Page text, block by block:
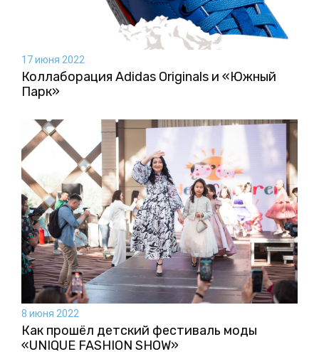
17 июня 2022
Коллаборация Аdidas Originals и «Южный
Парк»
8 июня 2022
Как прошёл детский фестиваль моды
«UNIQUE FASHION SHOW»